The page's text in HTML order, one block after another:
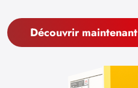
Découvrir maintenant